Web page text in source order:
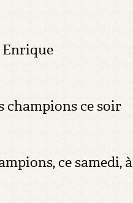
Enrique
champions ce soir
ce samedi,